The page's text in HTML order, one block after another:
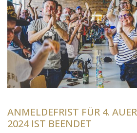
ANMELDEFRIST FÜR 4.
2024 IST BEENDET